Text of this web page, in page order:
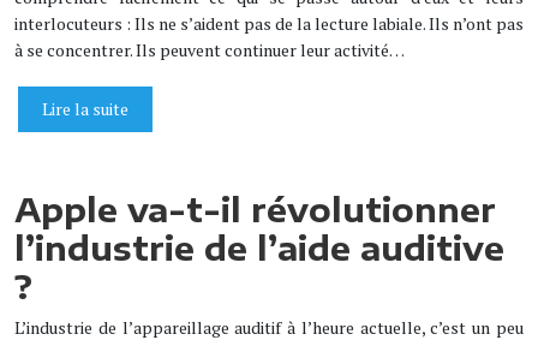
interlocuteurs : Ils ne s’aident pas de la lecture labiale. Ils n’ont pas
à se concentrer. Ils peuvent continuer leur activité…
Lire la suite
Apple va-t-il révolutionner
l’industrie de l’aide auditive
?
L’industrie de l’appareillage auditif à l’heure actuelle, c’est un peu